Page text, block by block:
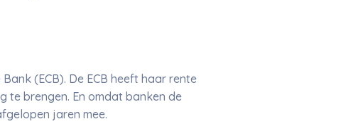
(ECB). De ECB heeft haar rente
te brengen. En omdat banken de
jaren mee.